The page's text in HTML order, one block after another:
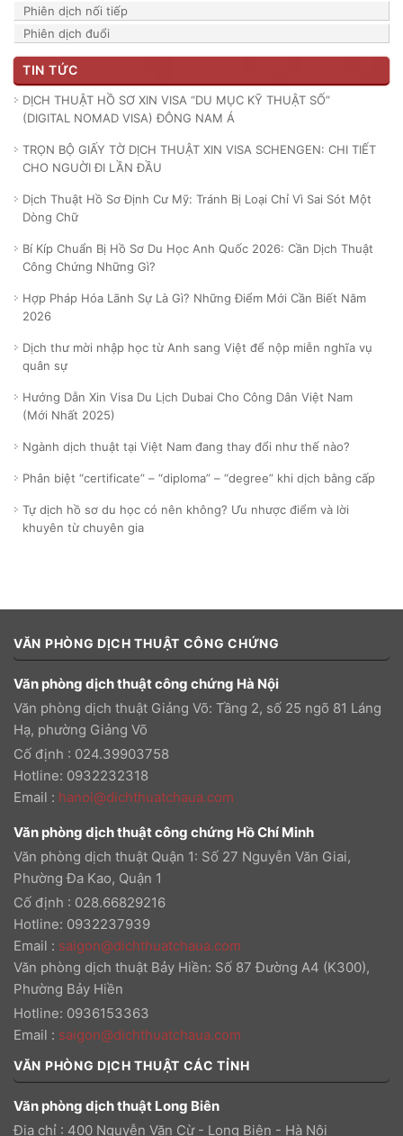
Phiên dịch nối tiếp
Phiên dịch đuổi
TIN TỨC
DỊCH THUẬT HỒ SƠ XIN VISA “DU MỤC KỸ THUẬT SỐ”
(DIGITAL NOMAD VISA) ĐÔNG NAM Á
TRỌN BỘ GIẤY TỜ DỊCH THUẬT XIN VISA SCHENGEN: CHI TIẾT
CHO NGUỜI ĐI LẦN ĐẦU
Dịch Thuật Hồ Sơ Định Cư Mỹ: Tránh Bị Loại Chỉ Vì Sai Sót Một
Dòng Chữ
Bí Kíp Chuẩn Bị Hồ Sơ Du Học Anh Quốc 2026: Cần Dịch Thuật
Công Chứng Những Gì?
Hợp Pháp Hóa Lãnh Sự Là Gì? Những Điểm Mới Cần Biết Năm
2026
Dịch thư mời nhập học từ Anh sang Việt để nộp miễn nghĩa vụ
quân sự
Hướng Dẫn Xin Visa Du Lịch Dubai Cho Công Dân Việt Nam
(Mới Nhất 2025)
Ngành dịch thuật tại Việt Nam đang thay đổi như thế nào?
Phân biệt “certificate” – “diploma” – “degree” khi dịch bằng cấp
Tự dịch hồ sơ du học có nên không? Ưu nhược điểm và lời
khuyên từ chuyên gia
VĂN PHÒNG DỊCH THUẬT CÔNG CHỨNG
Văn phòng dịch thuật công chứng Hà Nội
Văn phòng dịch thuật Giảng Võ: Tầng 2, số 25 ngõ 81 Láng
Hạ, phường Giảng Võ
Cố định : 024.39903758
Hotline: 0932232318
Email : hanoi@dichthuatchaua.com
Văn phòng dịch thuật công chứng Hồ Chí Minh
Văn phòng dịch thuật Quận 1: Số 27 Nguyễn Văn Giai,
Phường Đa Kao, Quận 1
Cố định : 028.66829216
Hotline: 0932237939
Email : saigon@dichthuatchaua.com
Văn phòng dịch thuật Bảy Hiền: Số 87 Đường A4 (K300),
Phường Bảy Hiền
Hotline: 0936153363
Email : saigon@dichthuatchaua.com
VĂN PHÒNG DỊCH THUẬT CÁC TỈNH
Văn phòng dịch thuật Long Biên
Địa chỉ : 400 Nguyễn Văn Cừ - Long Biên - Hà Nội